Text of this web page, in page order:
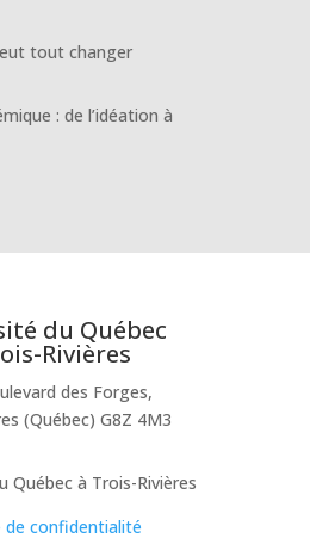
tout changer
: de l’idéation à
du Québec
Rivières
des Forges,
(Québec) G8Z 4M3
Québec à Trois-Rivières
de confidentialité